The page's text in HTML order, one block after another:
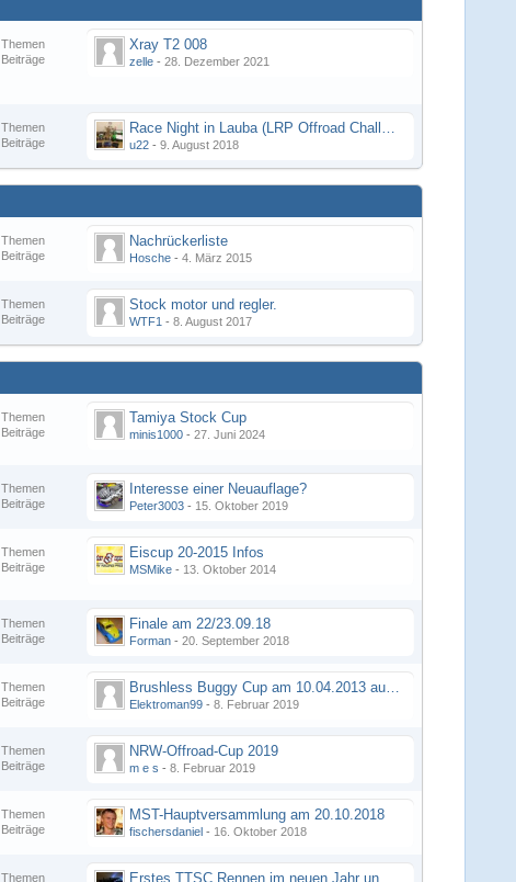
Themen
Beiträge
Xray T2 008
zelle - 28. Dezember 2021
Themen
Beiträge
Race Night in Lauba (LRP Offroad Challenge und freie Klassen) 25/26.08
u22 - 9. August 2018
Themen
Beiträge
Nachrückerliste
Hosche - 4. März 2015
Themen
Beiträge
Stock motor und regler.
WTF1 - 8. August 2017
Themen
Beiträge
Tamiya Stock Cup
minis1000 - 27. Juni 2024
Themen
Beiträge
Interesse einer Neuauflage?
Peter3003 - 15. Oktober 2019
Themen
Beiträge
Eiscup 20-2015 Infos
MSMike - 13. Oktober 2014
Themen
Beiträge
Finale am 22/23.09.18
Forman - 20. September 2018
Themen
Beiträge
Brushless Buggy Cup am 10.04.2013 auf der Intermodellbau in Dortmund
Elektroman99 - 8. Februar 2019
Themen
Beiträge
NRW-Offroad-Cup 2019
m e s - 8. Februar 2019
Themen
Beiträge
MST-Hauptversammlung am 20.10.2018
fischersdaniel - 16. Oktober 2018
Themen